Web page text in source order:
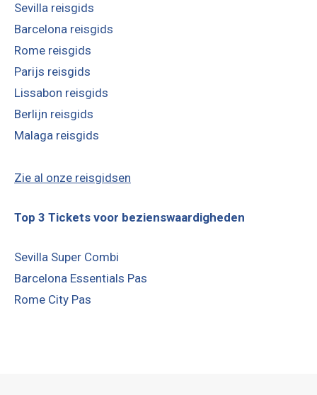
Sevilla reisgids
Barcelona reisgids
Rome reisgids
Parijs reisgids
Lissabon reisgids
Berlijn reisgids
Malaga reisgids
Zie al onze reisgidsen
Top 3 Tickets voor bezienswaardigheden
Sevilla Super Combi
Barcelona Essentials Pas
Rome City Pas